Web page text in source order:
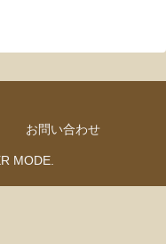
お問い合わせ
MODE.